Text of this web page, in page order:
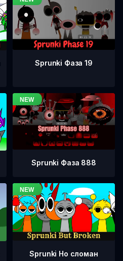
Sprunki Фаза 19
Sprunki Фаза 888
Sprunki Но сломан